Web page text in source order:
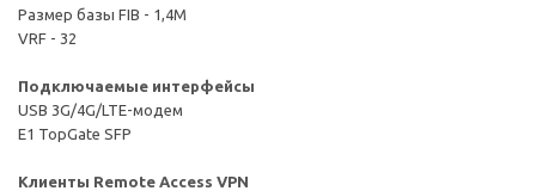
Размер базы FIB - 1,4M
VRF - 32
Подключаемые интерфейсы
USB 3G/4G/LTE-модем
E1 TopGate SFP
Клиенты Remote Access VPN